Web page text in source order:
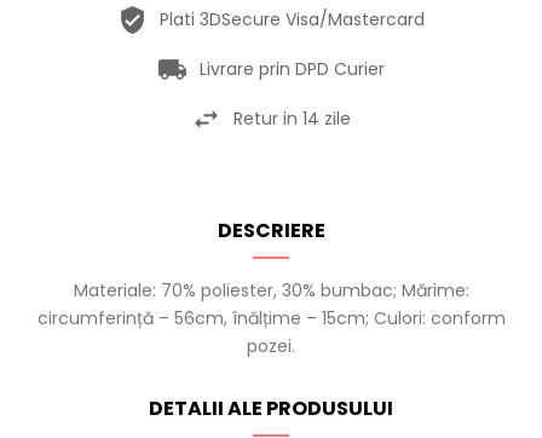
Plati 3DSecure Visa/Mastercard
Livrare prin DPD Curier
Retur in 14 zile
DESCRIERE
Materiale: 70% poliester, 30% bumbac; Mărime:
circumferință – 56cm, înălțime – 15cm; Culori: conform
pozei.
DETALII ALE PRODUSULUI